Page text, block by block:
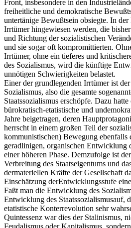
Front, insbesondere in den
freiheitliche und demokratische
untertänige Bewußtsein obsiegte. In
Irrtümer hingewiesen werden, die
und Richtung der sozialistischen
und sie sogar oft kompromittierten.
Irrtümer, ohne ein tieferes und
des Sozialismus, wird die künftige
unnötigen Schwierigkeiten belastet.
Einer der grundlegenden Irrtümer ist
Sozialismus, also die gesamte
Staatssozialismus erschöpfe. Dazu hatte
bürokratisch-etatistische und
Jahre beigetragen, deren
herrscht in einem großen Teil der
kommunistischen) Bewegung ebenfalls
geradlinigen, organischen Entwicklung
einer höheren Phase. Demzufolge ist
Verbreitung des Staatseigentums und
dermateriellen Kräfte der Gesellschaft
Einschätzung derEntwicklungsstufe
Faßt man die Entwicklung des
Entwicklung des Staatssozialismusauf,
etatistische Konterrevolution sehr
Quintessenz war dies der Stalinismus,
Feudalismus oder Kapitalismus,